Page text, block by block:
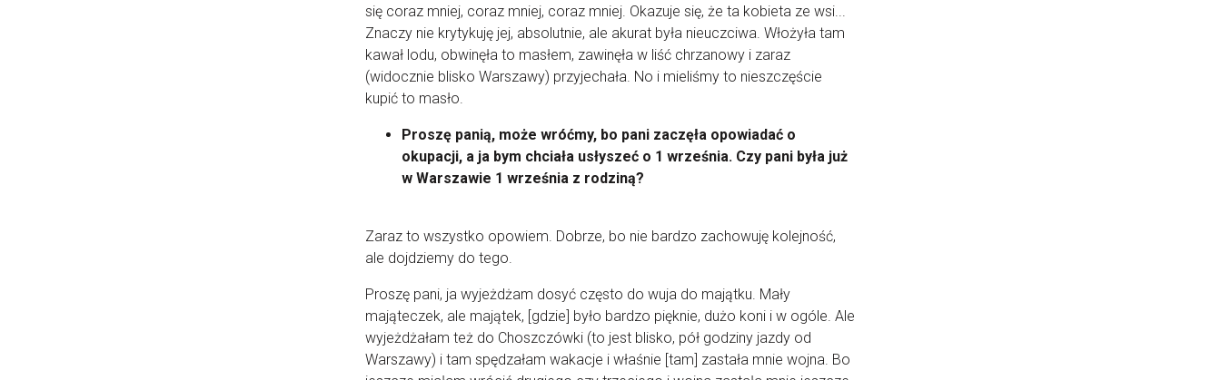
się coraz mniej, coraz mniej, coraz mniej. Okazuje się, że ta kobieta ze wsi...
Znaczy nie krytykuję jej, absolutnie, ale akurat była nieuczciwa. Włożyła tam
kawał lodu, obwinęła to masłem, zawinęła w liść chrzanowy i zaraz
(widocznie blisko Warszawy) przyjechała. No i mieliśmy to nieszczęście
kupić to masło.
Proszę panią, może wróćmy, bo pani zaczęła opowiadać o
okupacji, a ja bym chciała usłyszeć o 1 września. Czy pani była już
w Warszawie 1 września z rodziną?
Zaraz to wszystko opowiem. Dobrze, bo nie bardzo zachowuję kolejność,
ale dojdziemy do tego.
Proszę pani, ja wyjeżdżam dosyć często do wuja do majątku. Mały
mająteczek, ale majątek, [gdzie] było bardzo pięknie, dużo koni i w ogóle. Ale
wyjeżdżałam też do Choszczówki (to jest blisko, pół godziny jazdy od
Warszawy) i tam spędzałam wakacje i właśnie [tam] zastała mnie wojna. Bo